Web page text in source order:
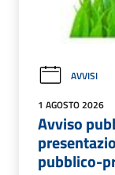
AVVISI
1 AGOSTO 2026
Avviso
pubblico-